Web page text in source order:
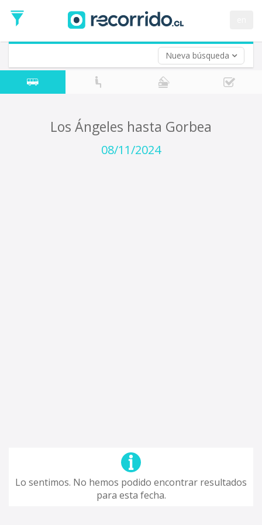
Nueva búsqueda
de
Ida
Vuelta (opcional)
Fecha
de
Los Ángeles hasta Gorbea
08/11/2024
Lo sentimos. No hemos podido encontrar resultados
para esta fecha.